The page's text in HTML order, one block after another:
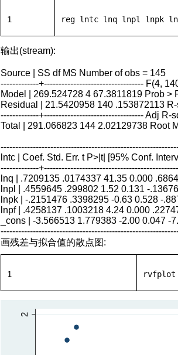
1 reg lntc lnq lnpl lnpk
输出(stream):
Source | SS df MS Number of obs = 145
-------------+---------------------------------- F(4,
Model | 269.524728 4 67.3811819 Prob >
Residual | 21.5420958 140 .153872113
-------------+---------------------------------- Adj R-
Total | 291.066823 144 2.02129738 Root
lntc | Coef. Std. Err. t P>|t| [95% Conf.
-------------
lnq | .7209135 .0174337 41.35 0.000
lnpl | .4559645 .299802 1.52 0.131 -
lnpk | -.2151476 .3398295 -0.63 0.528 -
lnpf | .4258137 .1003218 4.24 0.000
_cons | -3.566513 1.779383 -2.00 0.047 -
画残差与拟合值的散点图:
1 rvfplot